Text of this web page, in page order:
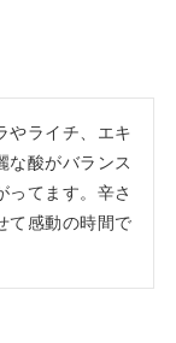
やライチ、エキ
な酸がバランス
ってます。辛さ
て感動の時間で